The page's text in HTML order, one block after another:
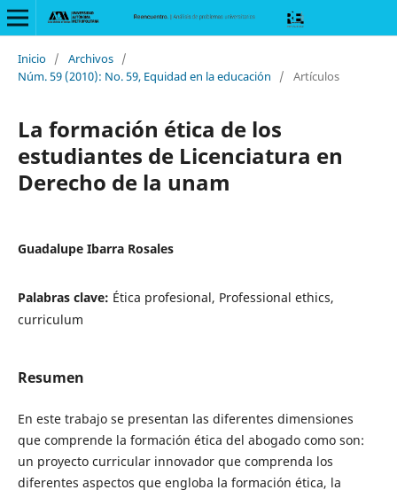
Inicio / Archivos /
Núm. 59 (2010): No. 59, Equidad en la educación
/ Artículos
La formación ética de los
estudiantes de Licenciatura en
Derecho de la unam
Guadalupe Ibarra Rosales
Palabras clave: Ética profesional, Professional ethics,
curriculum
Resumen
En este trabajo se presentan las diferentes dimensiones
que comprende la formación ética del abogado como son:
un proyecto curricular innovador que comprenda los
diferentes aspectos que engloba la formación ética, la